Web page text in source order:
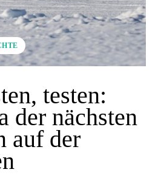
testen:
der nächsten
auf der